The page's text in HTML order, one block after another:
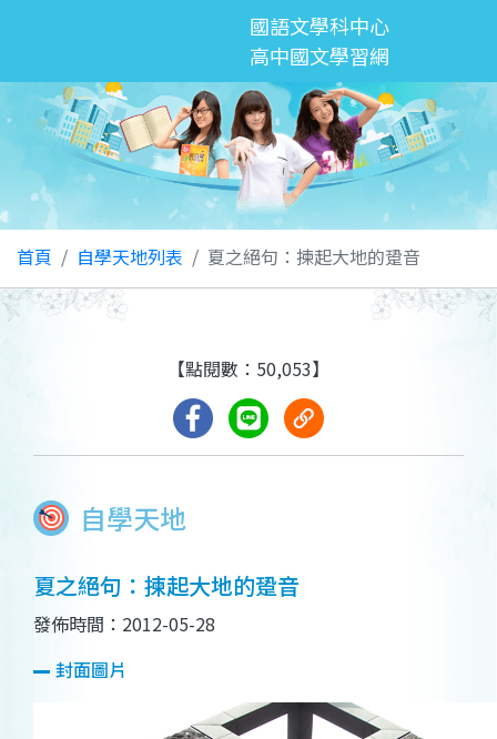
國語文學科中心
高中國文學習網
首頁 自學天地列表 夏之絕句：揀起大地的跫音
自學天地
【點閱數：50,053】
夏之絕句：揀起大地的跫音
發佈時間：2012-05-28
封面圖片